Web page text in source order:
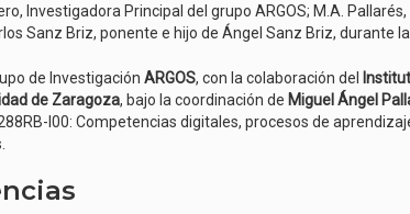
Investigadora Principal del grupo ARGOS; M.A.
Sanz Briz, ponente e hijo de Ángel Sanz Briz, durante
de Investigación ARGOS, con la colaboración del
de Zaragoza, bajo la coordinación de Miguel Ángel
I00: Competencias digitales, procesos de